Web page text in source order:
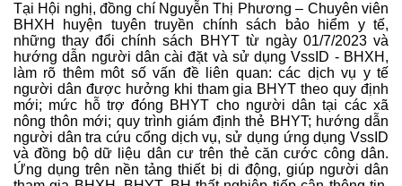
Tại Hội nghị, đồng chí Nguyễn Thị Phương – Chuyên viên
BHXH huyện tuyên truyền chính sách bảo hiểm y tế,
những thay đổi chính sách BHYT từ ngày 01/7/2023 và
hướng dẫn người dân cài đặt và sử dụng VssID - BHXH,
làm rõ thêm môt số vấn đề liên quan: các dịch vụ y tế
người dân được hưởng khi tham gia BHYT theo quy định
mới; mức hỗ trợ đóng BHYT cho người dân tại các xã
nông thôn mới; quy trình giám định thẻ BHYT; hướng dẫn
người dân tra cứu cổng dịch vụ, sử dụng ứng dụng VssID
và đồng bộ dữ liệu dân cư trên thẻ căn cước công dân.
Ứng dụng trên nền tảng thiết bị di động, giúp người dân